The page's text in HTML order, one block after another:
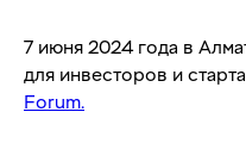
7 июня 2024 года в
для инвесторов и
Forum.